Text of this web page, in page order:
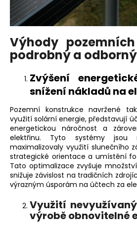
Výhody
podrobný a
Zvýšení
snížení nákladů na
Pozemní konstrukce navržené
využití solární energie, představují
energetickou náročnost a
elektřinu. Tyto systémy jsou
maximalizovaly využití slunečního
strategické orientace a umístění
Tato optimalizace zvyšuje
snižuje závislost na tradičních
výrazným úsporám na účtech za
Využití
výrobě obnovitelné